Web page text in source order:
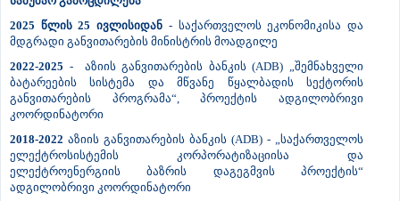
2025 წლის 25 ივლისიდან - საქართველოს ეკონომიკისა და
მდგრადი განვითარების მინისტრის მოადგილე
2022-2025 - აზიის განვითარების ბანკის (ADB) „შემნახველი
ბატარეების სისტემა და მწვანე წყალბადის სექტორის
განვითარების პროგრამა“, პროექტის ადგილობრივი
კოორდინატორი
2018-2022 აზიის განვითარების ბანკის (ADB) - „საქართველოს
ელექტროსისტემის კორპორატიზაციისა და
ელექტროენერგიის ბაზრის დაგეგმვის პროექტის“
ადგილობრივი კოორდინატორი